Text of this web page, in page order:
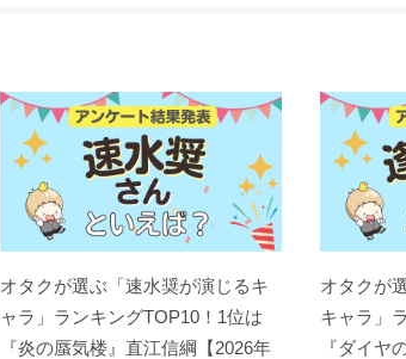
オタクが選ぶ「速水奨が演じるキ
ャラ」ランキングTOP10！1位は
『炎の蜃気楼』直江信綱【2026年
オタクが
キャラ」
『ダイヤ